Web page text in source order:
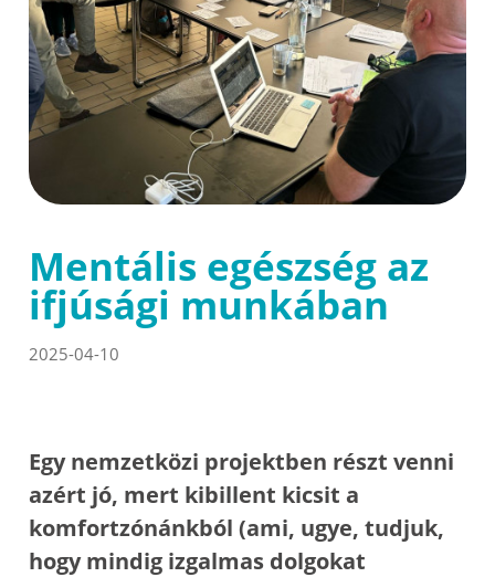
Mentális egészség az
ifjúsági munkában
2025-04-10
Egy nemzetközi projektben részt venni
azért jó, mert kibillent kicsit a
komfortzónánkból (ami, ugye, tudjuk,
hogy mindig izgalmas dolgokat